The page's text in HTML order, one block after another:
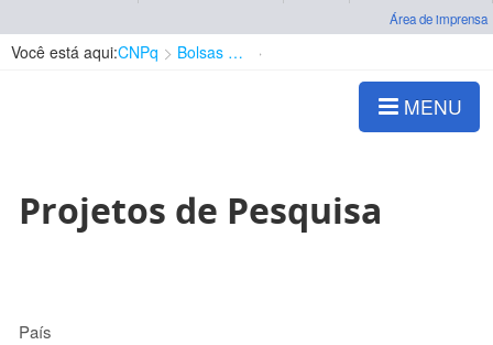
Área de imprensa
Você está aqui:CNPq Bolsas e Auxílios Vigentes
MENU
Projetos de Pesquisa
País